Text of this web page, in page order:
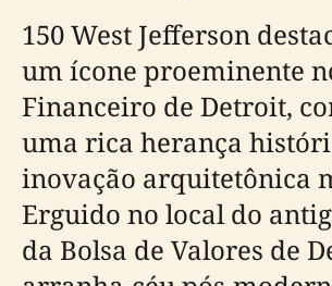
150 West Jefferson
um ícone proeminente
Financeiro de Detroit,
uma rica herança
inovação arquitetônica
Erguido no local do
da Bolsa de Valores de